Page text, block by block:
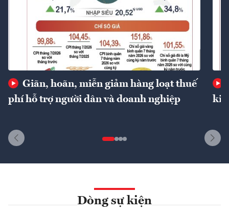
Giãn, hoãn, miễn giảm hàng loạt thuế
phí hỗ trợ người dân và doanh nghiệp
Dòng sự kiện